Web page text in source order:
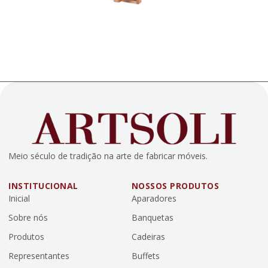
Meio século de tradição na arte de fabricar móveis.
INSTITUCIONAL
Inicial
Sobre nós
Produtos
Representantes
NOSSOS PRODUTOS
Aparadores
Banquetas
Cadeiras
Buffets